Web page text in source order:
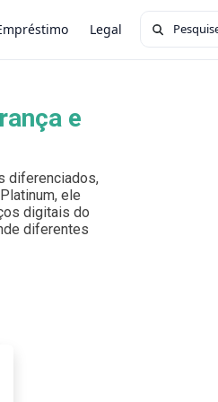
Legal Buscar por:
e
diferenciados,
ele
digitais do
diferentes